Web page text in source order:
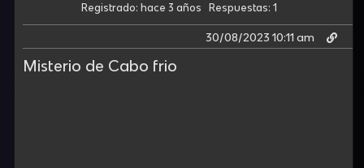
Registrado: hace 3 años Respuestas: 1
30/08/2023 10:11 am
Misterio de Cabo frio